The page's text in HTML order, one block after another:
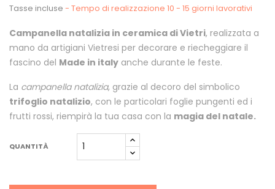
Tasse incluse - Tempo di realizzazione 10 - 15 giorni lavorativi
Campanella natalizia in ceramica di Vietri, realizzata a
mano da artigiani Vietresi per decorare e riecheggiare il
fascino del Made in italy anche durante le feste.
La campanella natalizia, grazie al decoro del simbolico
trifoglio natalizio, con le particolari foglie pungenti ed i
frutti rossi, riempirà la tua casa con la magia del natale.
QUANTITÀ